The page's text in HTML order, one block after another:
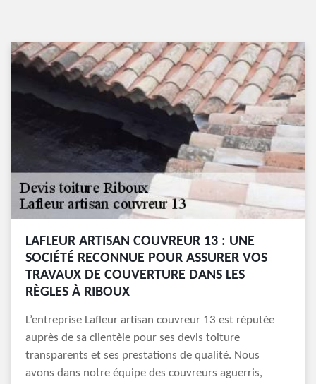
LAFLEUR ARTISAN COUVREUR 13 : UNE
SOCIÉTÉ RECONNUE POUR ASSURER VOS
TRAVAUX DE COUVERTURE DANS LES
RÈGLES À RIBOUX
L’entreprise Lafleur artisan couvreur 13 est réputée
auprès de sa clientèle pour ses devis toiture
transparents et ses prestations de qualité. Nous
avons dans notre équipe des couvreurs aguerris,